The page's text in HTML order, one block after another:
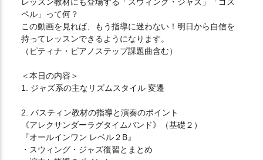
ペル」って何？
この動画を見れば、もう指導に迷わない！明日から自信を
持ってレッスンできるようになります。
（ピティナ・ピアノステップ課題曲含む）
＜本日の内容＞
1. ジャズ系の主なリズムスタイル 変遷
2. バスティン教材の指導と演奏のポイント
《アレクサンダーラグタイムバンド》（基礎２）
『オールインワン レベル２B』
・スウィング・ジャズ復習とまとめ